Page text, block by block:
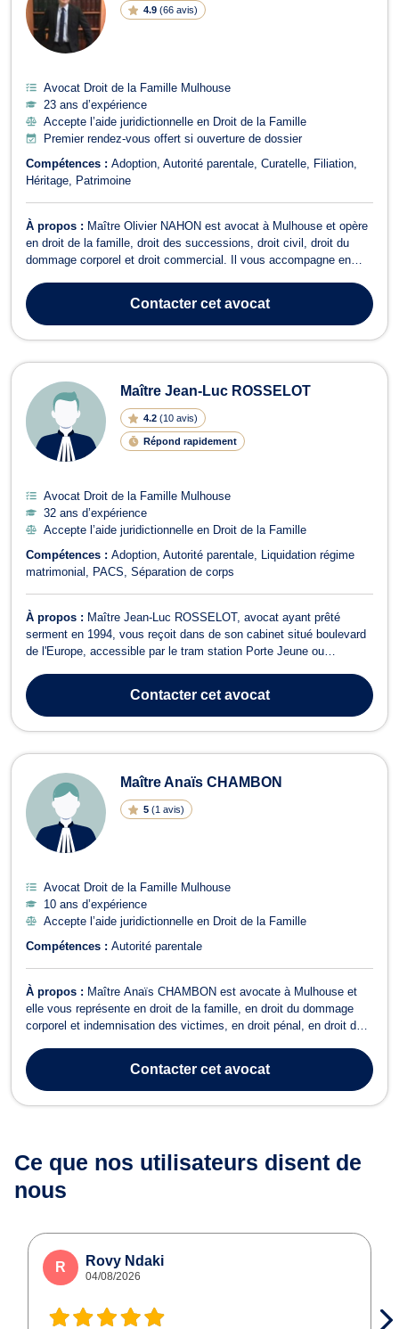
4.9 (66 avis)
Avocat Droit de la Famille Mulhouse
23 ans d’expérience
Accepte l’aide juridictionnelle en Droit de la Famille
Premier rendez-vous offert si ouverture de dossier
Compétences : Adoption Autorité parentale Curatelle
Filiation
Héritage
Patrimoine
À propos : Maître Olivier NAHON est avocat à Mulhouse et opère
en droit de la famille, droit des successions, droit civil, droit du
dommage corporel et droit commercial. Il vous accompagne en
les séparations, les PACS, les successions, tutelle, la définition de
l'auto...
Contactercet avocat
Maître Jean-Luc ROSSELOT
4.2 (10 avis)
Répond rapidement
Avocat Droit de la Famille Mulhouse
32 ans d’expérience
Accepte l’aide juridictionnelle en Droit de la Famille
Compétences : Adoption Autorité parentale
Liquidation régime
matrimonial
PACS Séparation de corps
À propos : Maître Jean-Luc ROSSELOT, avocat ayant prêté
serment en 1994, vous reçoit dans de son cabinet situé boulevard
de l'Europe, accessible par le tram station Porte Jeune ou
Maître Jean-Luc ROSSELOT vous assiste et vous conseille en
droit pénal devant toute juridict...
Contactercet avocat
Maître Anaïs CHAMBON
5 (1 avis)
Avocat Droit de la Famille Mulhouse
10 ans d’expérience
Accepte l’aide juridictionnelle en Droit de la Famille
Compétences : Autorité parentale
À propos : Maître Anaïs CHAMBON est avocate à Mulhouse et
elle vous représente en droit de la famille, en droit du dommage
corporel et indemnisation des victimes, en droit pénal, en droit du
droit de la famille pour vous assister en matière de séparation, de
divorce, de de...
Contactercet avocat
Ce que nos utilisateurs disent de
nous
R Rovy Ndaki
04/08/2026